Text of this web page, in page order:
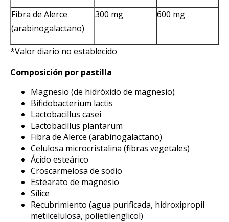
Fibra de Alerce
(arabinogalactano)
300 mg 600 mg
*Valor diario no establecido
Composición por pastilla
Magnesio (de hidróxido de magnesio)
Bifidobacterium lactis
Lactobacillus casei
Lactobacillus plantarum
Fibra de Alerce (arabinogalactano)
Celulosa microcristalina (fibras vegetales)
Ácido esteárico
Croscarmelosa de sodio
Estearato de magnesio
Sílice
Recubrimiento (agua purificada, hidroxipropil
metilcelulosa, polietilenglicol)